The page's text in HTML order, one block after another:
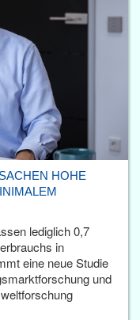
HOHE
lediglich 0,7
in
eine neue Studie
und